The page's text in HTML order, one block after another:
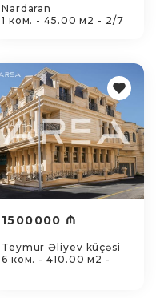
Nardaran
1 ком. - 45.00 м2 - 2/7
1500000 ₼
Teymur Əliyev küçəsi
6 ком. - 410.00 м2 -